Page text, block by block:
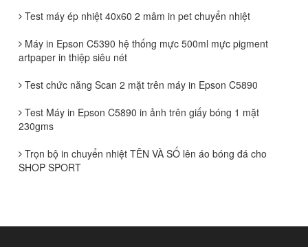
Test máy ép nhiệt 40x60 2 mâm in pet chuyển nhiệt
Máy in Epson C5390 hệ thống mực 500ml mực pigment
artpaper in thiệp siêu nét
Test chức năng Scan 2 mặt trên máy in Epson C5890
Test Máy in Epson C5890 in ảnh trên giấy bóng 1 mặt
230gms
Trọn bộ in chuyển nhiệt TÊN VÀ SỐ lên áo bóng đá cho
SHOP SPORT